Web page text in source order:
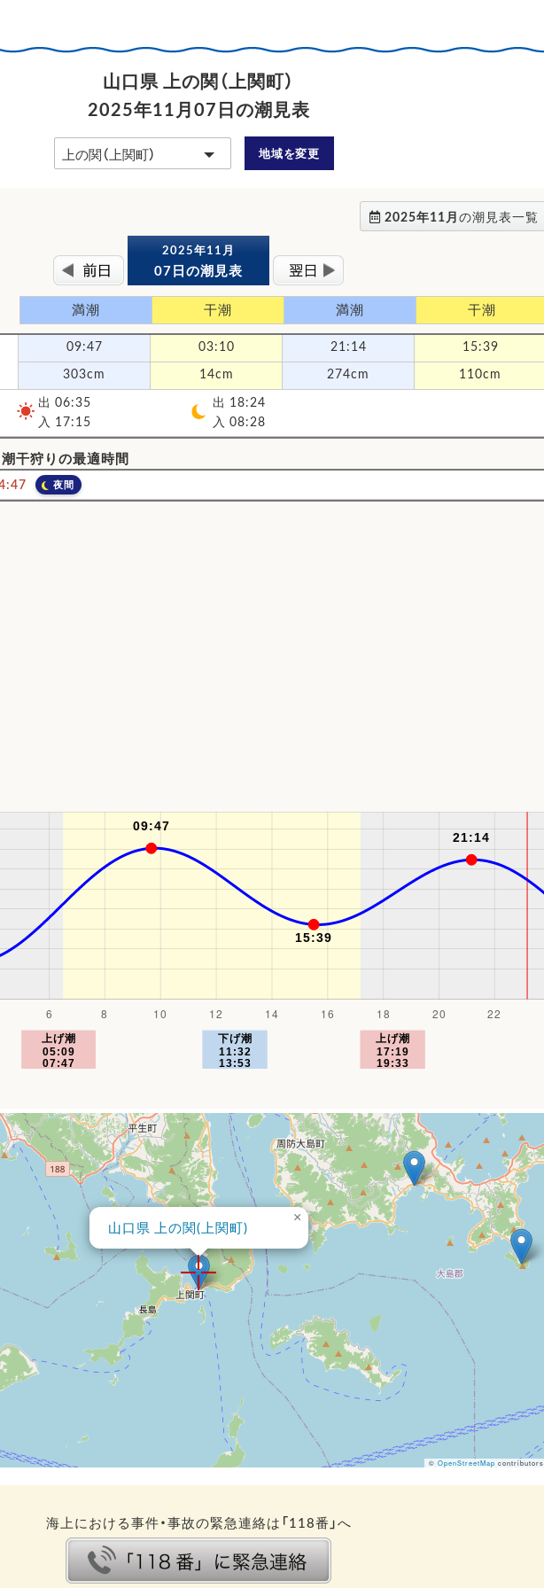
山口県 上の関（上関町）
2025年11月07日の潮見表
地域を変更
2025年11月の潮見表一覧
2025年11月
07日の潮見表
満潮
干潮 満潮 干潮
09:47 03:10 21:14
15:39
303cm
14cm 274cm
110cm
出 06:35
入 17:15
出 18:24
入 08:28
干狩りの最適時間
夜間
山口県 上の関(上関町)
×
© OpenStreetMap contributors
海上における事件・事故の緊急連絡は「118番」へ